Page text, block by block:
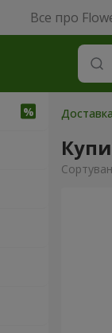
Все про